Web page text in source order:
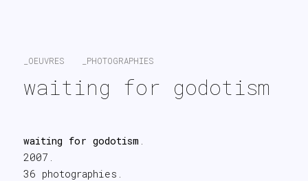
_OEUVRES _PHOTOGRAPHIES
waiting for godotism
waiting for godotism .
2007.
36 photographies.